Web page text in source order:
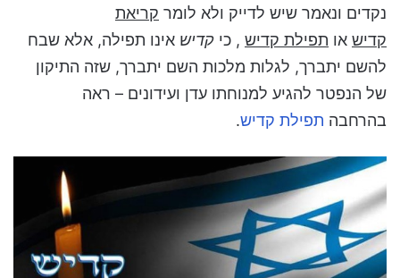
נקדים ונאמר שיש לדייק ולא לומר קריאת
קדיש או תפילת קדיש , כי קדיש אינו תפילה, אלא שבח
להשם יתברך, לגלות מלכות השם יתברך, שזה התיקון
של הנפטר להגיע למנוחתו עדן ועידונים – ראה
בהרחבה תפילת קדיש.